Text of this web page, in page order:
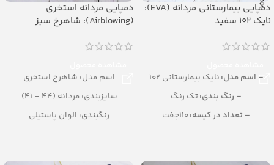
دمپایی بیمارستانی مردانه (EVA):
نایک 102 سفید
– اسم مدل:نایک بیمارستانی 102
– رنگ بندی:تک رنگ
– تعداد در کیسه:110جفت
دمپایی مردانه استخری
(Airblowing): شاهرخ سبز
اسم مدل: شاهرخ استخری
سایزبندی: مردانه (44 – 41)
رنگبندی: الوان پاستیلی